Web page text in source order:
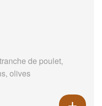
de poulet,
olives